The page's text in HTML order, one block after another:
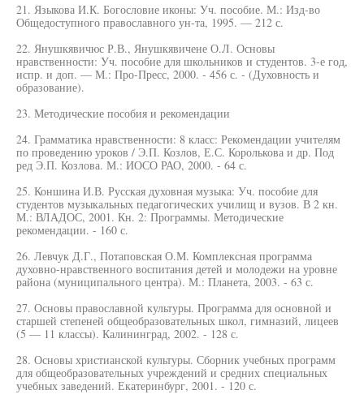
21. Языкова И.К. Богословие иконы: Уч. пособие. М.: Изд-во
Общедоступного православного ун-та, 1995. — 212 с.
22. Янушкявичюс Р.В., Янушкявичене О.Л. Основы
нравственности: Уч. пособие для школьников и студентов. 3-е год,
испр. и доп. — М.: Про-Пресс, 2000. - 456 с. - (Духовность и
образование).
23. Методические пособия и рекомендации
24. Грамматика нравственности: 8 класс: Рекомендации учителям
по проведению уроков / Э.П. Козлов, Е.С. Королькова и др. Под
ред Э.П. Козлова. М.: ИОСО РАО, 2000. - 64 с.
25. Коншина И.В. Русская духовная музыка: Уч. пособие для
студентов музыкальных педагогических училищ и вузов. В 2 кн.
М.: ВЛАДОС, 2001. Кн. 2: Программы. Методические
рекомендации. - 160 с.
26. Левчук Д.Г., Потаповская О.М. Комплексная программа
духовно-нравственного воспитания детей и молодежи на уровне
района (муниципального центра). М.: Планета, 2003. - 63 с.
27. Основы православной культуры. Программа для основной и
старшей степеней общеобразовательных школ, гимназий, лицеев
(5 — 11 классы). Калининград, 2002. - 128 с.
28. Основы христианской культуры. Сборник учебных программ
для общеобразовательных учреждений и средних специальных
учебных заведений. Екатеринбург, 2001. - 120 с.